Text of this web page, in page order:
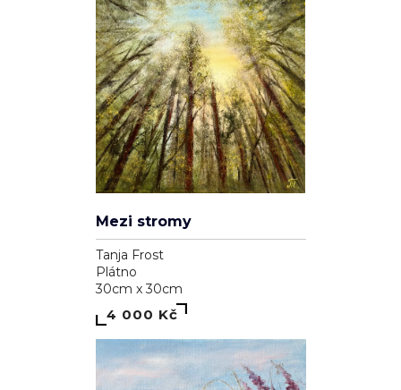
Mezi stromy
Tanja Frost
Plátno
30cm x 30cm
4 000 Kč